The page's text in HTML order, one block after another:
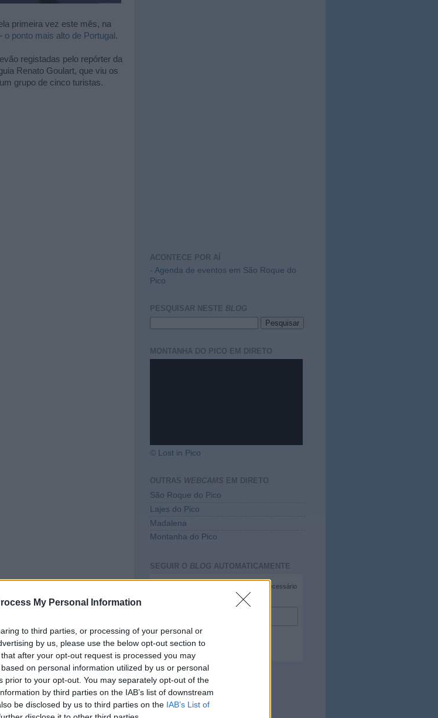
My Personal Information
to third parties, or processing of your personal or
by us, please use the below opt-out section to
after your opt-out request is processed you may
on personal information utilized by us or personal
prior to your opt-out. You may separately opt-out of the
by third parties on the IAB’s list of downstream
be disclosed by us to third parties on the IAB’s List of
primeira vez este mês, na
o ponto mais alto de Portugal .
registadas pelo repórter da
Renato Goulart, que viu os
grupo de cinco turistas.
ACONTECE POR AÍ
- Agenda de eventos em São Roque do
Pico
PESQUISAR NESTE BLOG
MONTANHA DO PICO EM DIRETO
© Lost in Pico
OUTRAS WEBCAMS EM DIRETO
São Roque do Pico
Lajes do Pico
Madalena
Montanha do Pico
SEGUIR O BLOG AUTOMATICAMENTE
campo necessário